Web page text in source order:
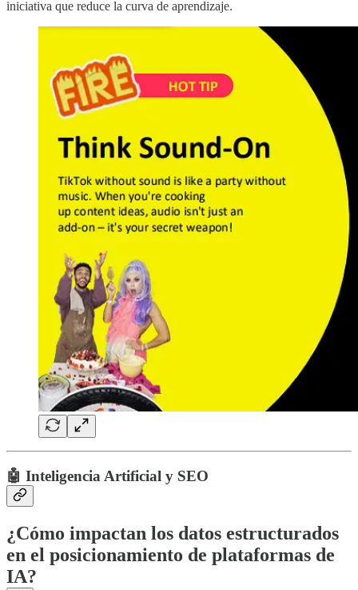
iniciativa que reduce la curva de aprendizaje.
🤖 Inteligencia Artificial y SEO
¿Cómo impactan los datos estructurados
en el posicionamiento de plataformas de
IA?